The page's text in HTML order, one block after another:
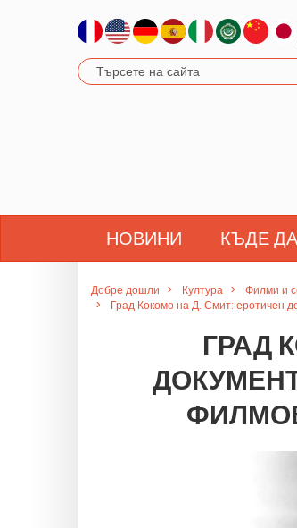
НОВИНИ КЪДЕ
Добре дошли Култура
Филми и
Град Кокомо на Д. Смит: еротичен
ГРАД